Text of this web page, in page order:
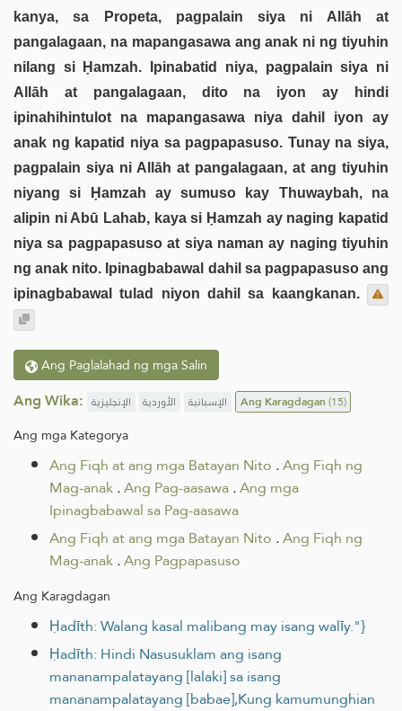
kanya, sa Propeta, pagpalain siya ni Allāh at
pangalagaan, na mapangasawa ang anak ni ng tiyuhin
nilang si Ḥamzah. Ipinabatid niya, pagpalain siya ni
Allāh at pangalagaan, dito na iyon ay hindi
ipinahihintulot na mapangasawa niya dahil iyon ay
anak ng kapatid niya sa pagpapasuso. Tunay na siya,
pagpalain siya ni Allāh at pangalagaan, at ang tiyuhin
niyang si Ḥamzah ay sumuso kay Thuwaybah, na
alipin ni Abū Lahab, kaya si Ḥamzah ay naging kapatid
niya sa pagpapasuso at siya naman ay naging tiyuhin
ng anak nito. Ipinagbabawal dahil sa pagpapasuso ang
ipinagbabawal tulad niyon dahil sa kaangkanan.
Ang Paglalahad ng mga Salin
Ang Wika: الإنجليزية الأوردية الإسبانية Ang Karagdagan(15)
Ang mga Kategorya
Ang Fiqh at ang mga Batayan Nito .Ang Fiqh ng
Mag-anak.Ang Pag-aasawa.Ang mga
Ipinagbabawal sa Pag-aasawa
Ang Fiqh at ang mga Batayan Nito .Ang Fiqh ng
Mag-anak.Ang Pagpapasuso
Ang Karagdagan
Ḥadīth: Walang kasal malibang may isang walīy."}
Ḥadīth: Hindi Nasusuklam ang isang
mananampalatayang [lalaki] sa isang
mananampalatayang [babae],Kung kamumunghian